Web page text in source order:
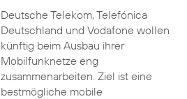
Deutsche Telekom, Telefónica
Deutschland und Vodafone wollen
künftig beim Ausbau ihrer
Mobilfunknetze eng
zusammenarbeiten. Ziel ist eine
bestmögliche mobile